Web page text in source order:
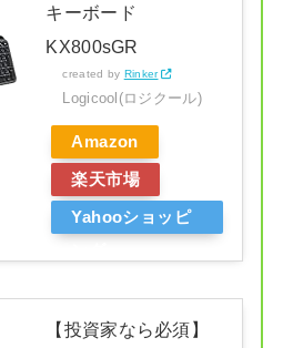
キーボード
KX800sGR
created by Rinker
Logicool(ロジクール)
Amazon
楽天市場
Yahooショッピ
【投資家なら必須】